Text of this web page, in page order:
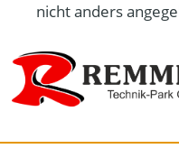
nicht anders